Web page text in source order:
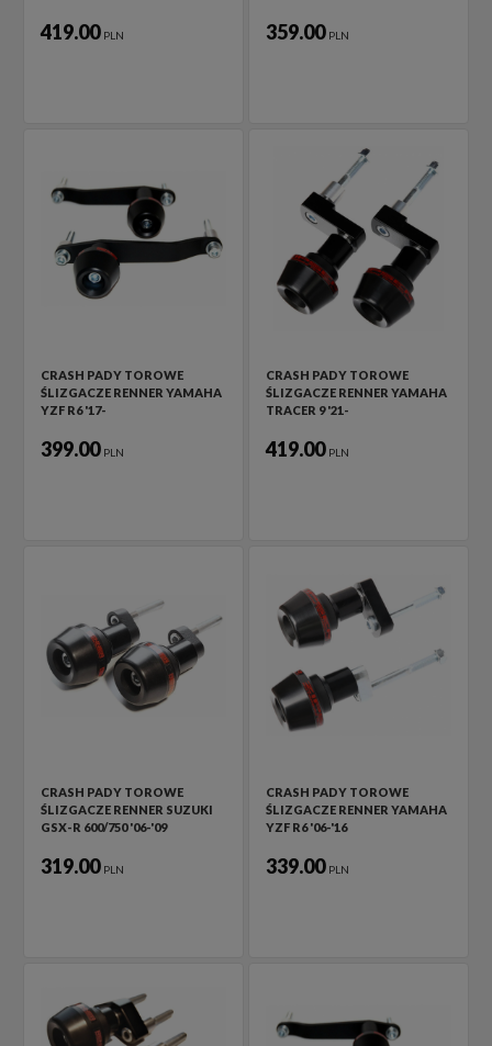
419.00 PLN 359.00 PLN
CRASH PADY TOROWE
ŚLIZGACZE RENNER YAMAHA
YZF R6 '17-
399.00 PLN
CRASH PADY TOROWE
ŚLIZGACZE RENNER YAMAHA
TRACER 9 '21-
419.00 PLN
CRASH PADY TOROWE
ŚLIZGACZE RENNER SUZUKI
GSX-R 600/750 '06-'09
319.00 PLN
CRASH PADY TOROWE
ŚLIZGACZE RENNER YAMAHA
YZF R6 '06-'16
339.00 PLN